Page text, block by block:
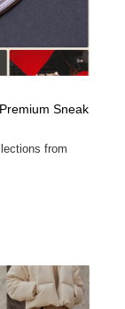
Sneak
from